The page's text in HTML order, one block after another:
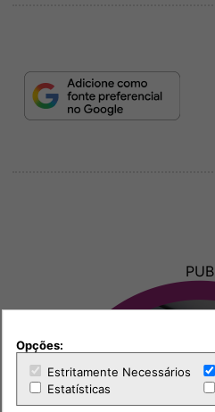
PUB
Opções:
Estritamente Necessários
Estatísticas